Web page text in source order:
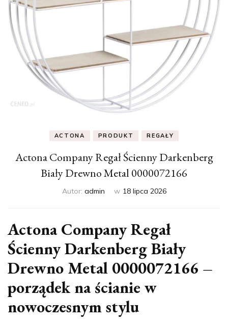
ACTONA PRODUKT REGAŁY
Actona Company Regał Ścienny Darkenberg
Biały Drewno Metal 0000072166
Autor: admin w 18 lipca 2026
Actona Company Regał
Ścienny Darkenberg Biały
Drewno Metal 0000072166 –
porządek na ścianie w
nowoczesnym stylu